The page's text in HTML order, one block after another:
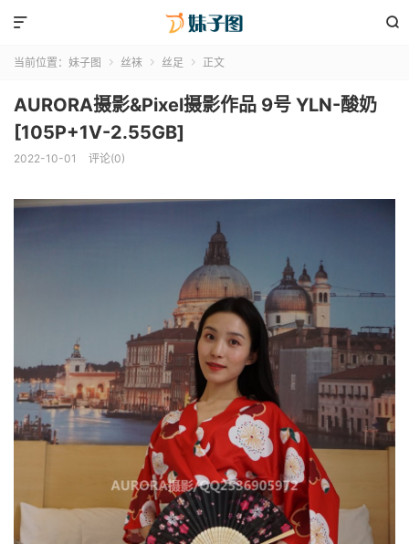


当前位置： 妹子图  丝袜  丝足  正文
AURORA摄影&Pixel摄影作品 9号 YLN-酸奶
[105P+1V-2.55GB]
2022-10-01 评论(0)